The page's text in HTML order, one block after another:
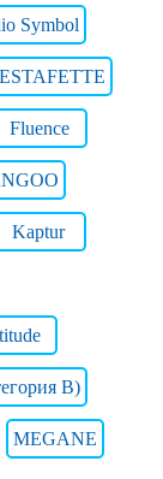
Symbol
ESTAFETTE
Fluence
Kaptur
B)
MEGANE